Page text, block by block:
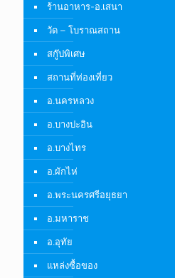
ร้านอาหาร-อ.เสนา
วัด – โบราณสถาน
สกู๊ปพิเศษ
สถานที่ท่องเที่ยว
อ.นครหลวง
อ.บางปะอิน
อ.บางไทร
อ.ผักไห่
อ.พระนครศรีอยุธยา
อ.มหาราช
อ.อุทัย
แหล่งซื้อของ